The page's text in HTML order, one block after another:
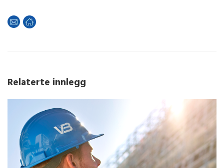
Relaterte innlegg